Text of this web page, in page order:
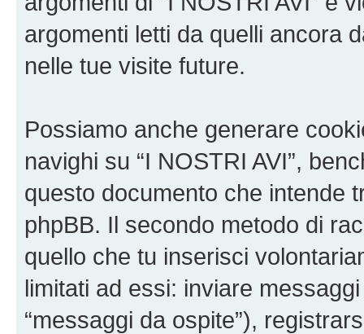
argomenti letti da quelli ancora
nelle tue visite future.
Possiamo anche generare
navighi su “I NOSTRI AVI”,
questo documento che intende
phpBB. Il secondo metodo di
quello che tu inserisci
limitati ad essi: inviare
“messaggi da ospite”),